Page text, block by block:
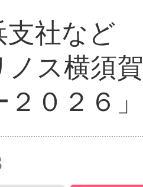
支社など
ノス横須
０２６」